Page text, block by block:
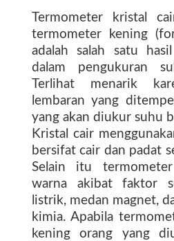
Termometer kristal
termometer kening
adalah salah satu
dalam pengukuran
Terlihat menarik
lembaran yang
yang akan diukur suhu
Kristal cair
bersifat cair dan padat
Selain itu
warna akibat faktor
listrik, medan magnet,
kimia. Apabila
kening orang yang